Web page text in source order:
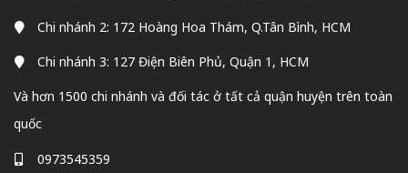
Chi nhánh 2: 172 Hoàng Hoa Thám, Q.Tân Bình, HCM
Chi nhánh 3: 127 Điện Biên Phủ, Quận 1, HCM
Và hơn 1500 chi nhánh và đối tác ở tất cả quận huyện trên toàn
quốc
0973545359